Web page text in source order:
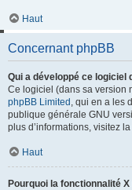
Haut
Concernant phpBB
Qui a développé ce logiciel
Ce logiciel (dans sa version
phpBB Limited , qui en a les
publique générale GNU
plus d’informations, visitez
Haut
Pourquoi la fonctionnalité